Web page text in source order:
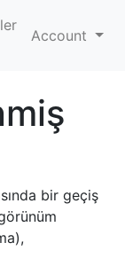
Account
bir geçiş